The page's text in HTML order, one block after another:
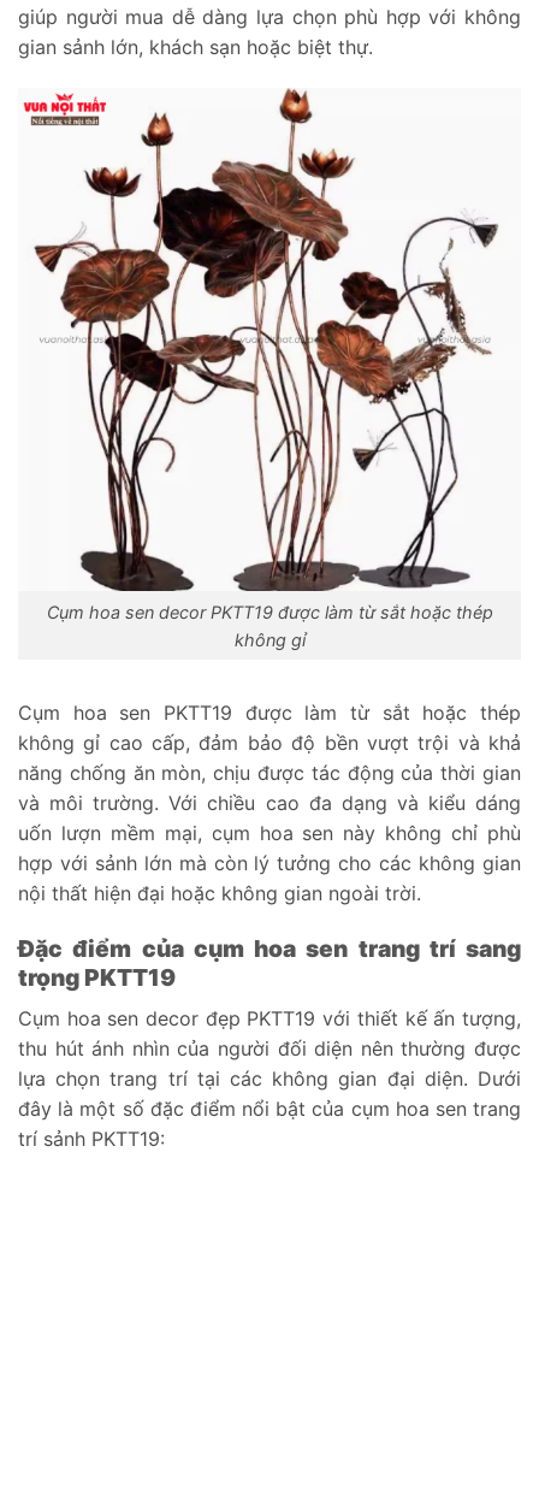
giúp người mua dễ dàng lựa chọn phù hợp với không
gian sảnh lớn, khách sạn hoặc biệt thự.
Cụm hoa sen decor PKTT19 được làm từ sắt hoặc thép
không gỉ
Cụm hoa sen PKTT19 được làm từ sắt hoặc thép
không gỉ cao cấp, đảm bảo độ bền vượt trội và khả
năng chống ăn mòn, chịu được tác động của thời gian
và môi trường. Với chiều cao đa dạng và kiểu dáng
uốn lượn mềm mại, cụm hoa sen này không chỉ phù
hợp với sảnh lớn mà còn lý tưởng cho các không gian
nội thất hiện đại hoặc không gian ngoài trời.
Đặc điểm của cụm hoa sen trang trí sang
trọng PKTT19
Cụm hoa sen decor đẹp PKTT19 với thiết kế ấn tượng,
thu hút ánh nhìn của người đối diện nên thường được
lựa chọn trang trí tại các không gian đại diện. Dưới
đây là một số đặc điểm nổi bật của cụm hoa sen trang
trí sảnh PKTT19: